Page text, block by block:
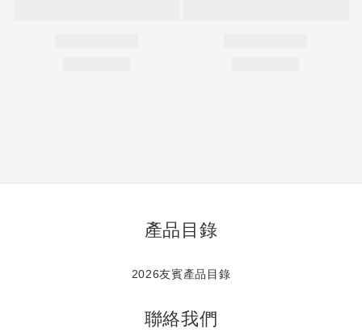
產品目錄
2026友賓產品目錄
聯絡我們